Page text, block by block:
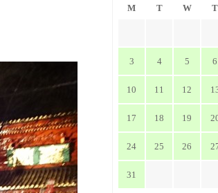
M T W T
3 4 5 6
10 11 12
17 18 19
24 25 26
31